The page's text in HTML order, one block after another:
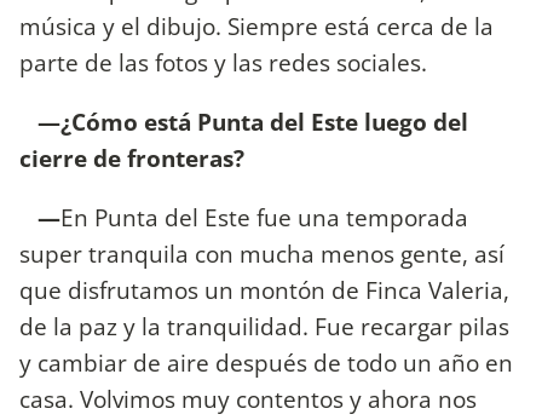
música y el dibujo. Siempre está cerca de la
parte de las fotos y las redes sociales.
—¿Cómo está Punta del Este luego del
cierre de fronteras?
—En Punta del Este fue una temporada
super tranquila con mucha menos gente, así
que disfrutamos un montón de Finca Valeria,
de la paz y la tranquilidad. Fue recargar pilas
y cambiar de aire después de todo un año en
casa. Volvimos muy contentos y ahora nos